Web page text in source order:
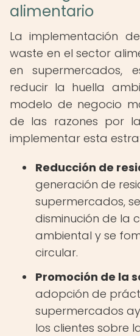
alimentario
La implementación
waste en el sector
en supermercados,
reducir la huella
modelo de negocio
de las razones por
implementar esta
Reducción de
generación de
supermercados,
disminución de la
ambiental y se
circular.
Promoción de la
adopción de
supermercados
los clientes sobre